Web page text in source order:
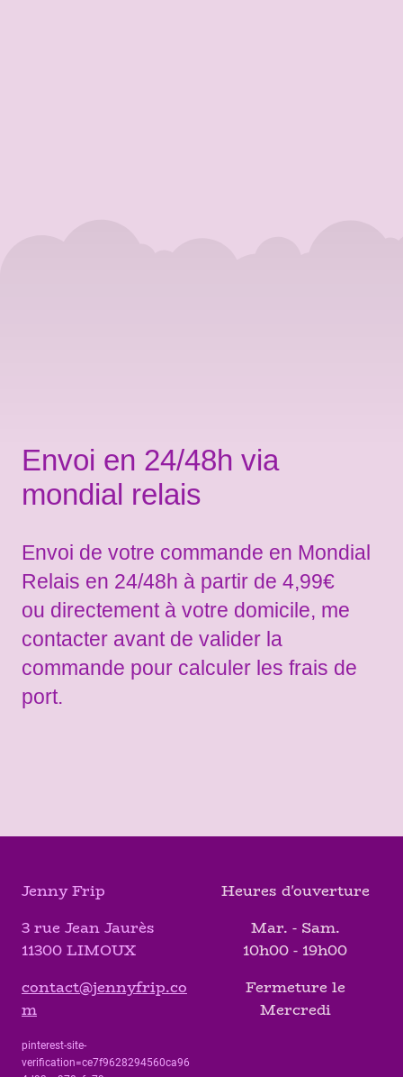
Envoi en 24/48h via
mondial relais
Envoi de votre commande en Mondial
Relais en 24/48h à partir de 4,99€
ou directement à votre domicile, me
contacter avant de valider la
commande pour calculer les frais de
port.
Jenny Frip
3 rue Jean Jaurès
11300 LIMOUX
contact@jennyfrip.co
m
pinterest-site-
verification=ce7f9628294560ca96
Heures d'ouverture
Mar. - Sam.
10h00 - 19h00
Fermeture le
Mercredi